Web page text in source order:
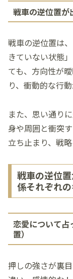
戦車の逆位置が
戦車の逆位置は
きていない状態
ても、方向性が
り、衝動的な行
また、思い通り
身や周囲と衝突
立ち止まり、戦
戦車の逆位
係それぞれ
恋愛について占
置）
押しの強さが裏